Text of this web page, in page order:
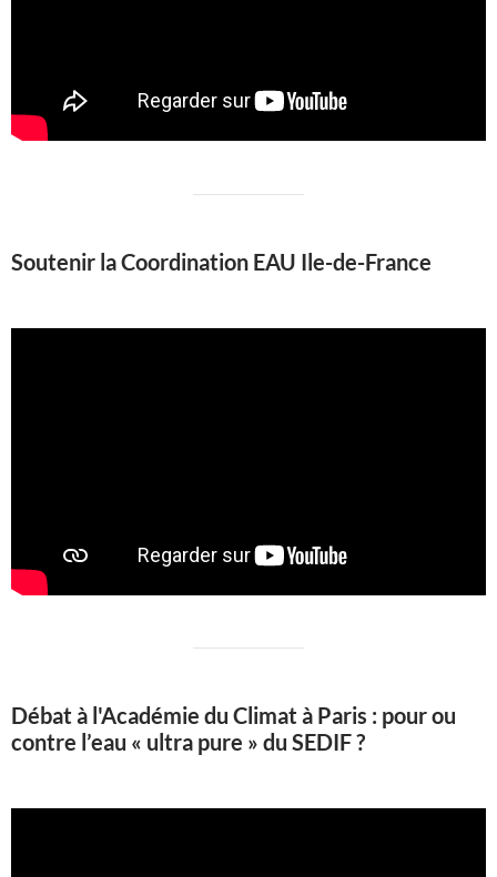
Soutenir la Coordination EAU Ile-de-France
Débat à l'Académie du Climat à Paris : pour ou
contre l’eau « ultra pure » du SEDIF ?